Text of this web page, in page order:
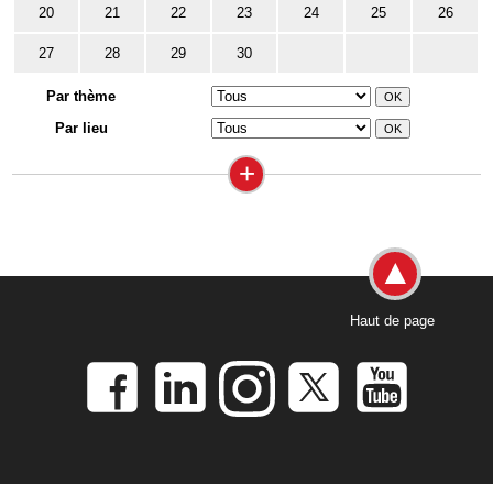
20 21 22 23 24 25 26
27 28 29 30
Par thème
Par lieu
+
Haut de page